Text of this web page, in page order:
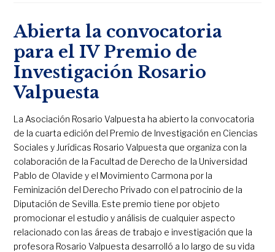
Abierta la convocatoria
para el IV Premio de
Investigación Rosario
Valpuesta
La Asociación Rosario Valpuesta ha abierto la convocatoria
de la cuarta edición del Premio de Investigación en Ciencias
Sociales y Jurídicas Rosario Valpuesta que organiza con la
colaboración de la Facultad de Derecho de la Universidad
Pablo de Olavide y el Movimiento Carmona por la
Feminización del Derecho Privado con el patrocinio de la
Diputación de Sevilla. Este premio tiene por objeto
promocionar el estudio y análisis de cualquier aspecto
relacionado con las áreas de trabajo e investigación que la
profesora Rosario Valpuesta desarrolló a lo largo de su vida